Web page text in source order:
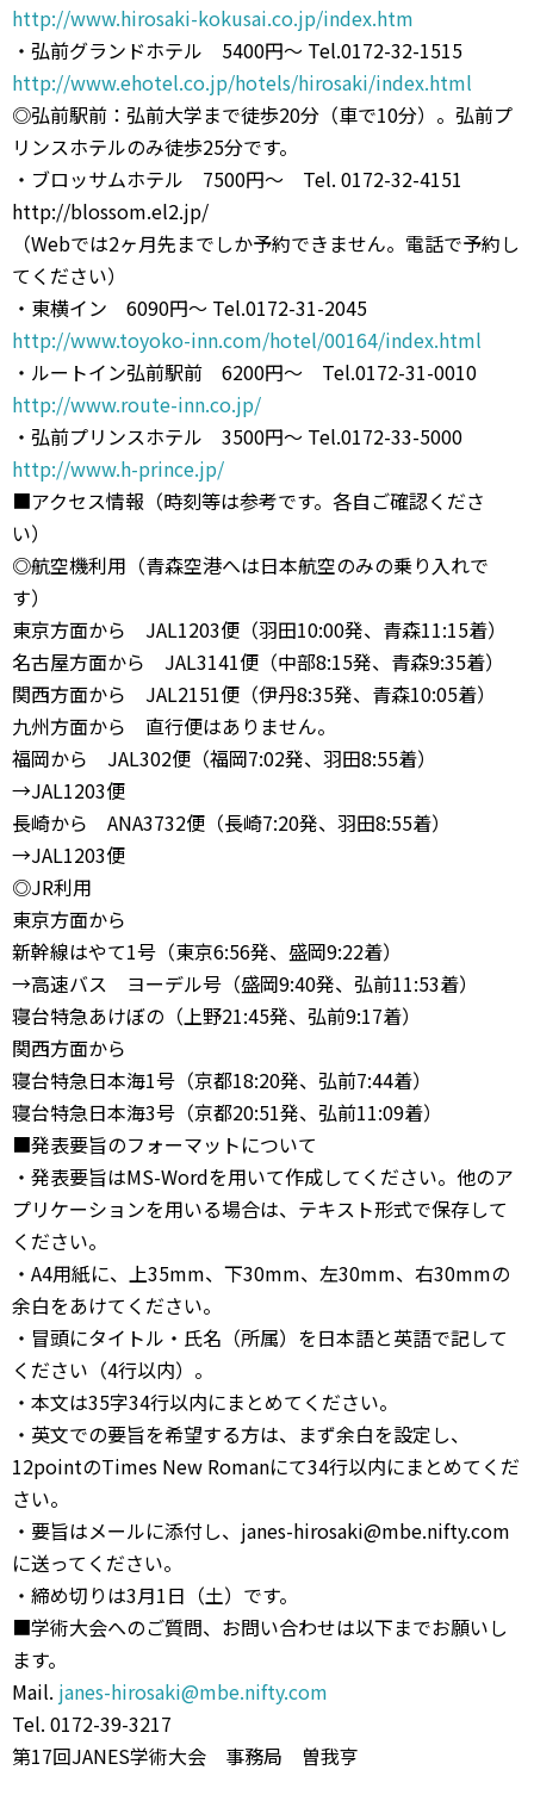
http://www.hirosaki-kokusai.co.jp/index.htm
・弘前グランドホテル 5400円〜 Tel.0172-32-1515
http://www.ehotel.co.jp/hotels/hirosaki/index.html
◎弘前駅前：弘前大学まで徒歩20分（車で10分）。弘前プ
リンスホテルのみ徒歩25分です。
・ブロッサムホテル 7500円〜 Tel. 0172-32-4151
http://blossom.el2.jp/
（Webでは2ヶ月先までしか予約できません。電話で予約し
てください）
・東横イン 6090円〜 Tel.0172-31-2045
http://www.toyoko-inn.com/hotel/00164/index.html
・ルートイン弘前駅前 6200円〜 Tel.0172-31-0010
http://www.route-inn.co.jp/
・弘前プリンスホテル 3500円〜 Tel.0172-33-5000
http://www.h-prince.jp/
■アクセス情報（時刻等は参考です。各自ご確認くださ
い）
◎航空機利用（青森空港へは日本航空のみの乗り入れで
す）
東京方面から JAL1203便（羽田10:00発、青森11:15着）
名古屋方面から JAL3141便（中部8:15発、青森9:35着）
関西方面から JAL2151便（伊丹8:35発、青森10:05着）
九州方面から 直行便はありません。
福岡から JAL302便（福岡7:02発、羽田8:55着）
→JAL1203便
長崎から ANA3732便（長崎7:20発、羽田8:55着）
→JAL1203便
◎JR利用
東京方面から
新幹線はやて1号（東京6:56発、盛岡9:22着）
→高速バス ヨーデル号（盛岡9:40発、弘前11:53着）
寝台特急あけぼの（上野21:45発、弘前9:17着）
関西方面から
寝台特急日本海1号（京都18:20発、弘前7:44着）
寝台特急日本海3号（京都20:51発、弘前11:09着）
■発表要旨のフォーマットについて
・発表要旨はMS-Wordを用いて作成してください。他のア
プリケーションを用いる場合は、テキスト形式で保存して
ください。
・A4用紙に、上35mm、下30mm、左30mm、右30mmの
余白をあけてください。
・冒頭にタイトル・氏名（所属）を日本語と英語で記して
ください（4行以内）。
・本文は35字34行以内にまとめてください。
・英文での要旨を希望する方は、まず余白を設定し、
12pointのTimes New Romanにて34行以内にまとめてくだ
さい。
・要旨はメールに添付し、janes-hirosaki@mbe.nifty.com
に送ってください。
・締め切りは3月1日（土）です。
■学術大会へのご質問、お問い合わせは以下までお願いし
ます。
Mail. janes-hirosaki@mbe.nifty.com
Tel. 0172-39-3217
第17回JANES学術大会 事務局 曽我亨